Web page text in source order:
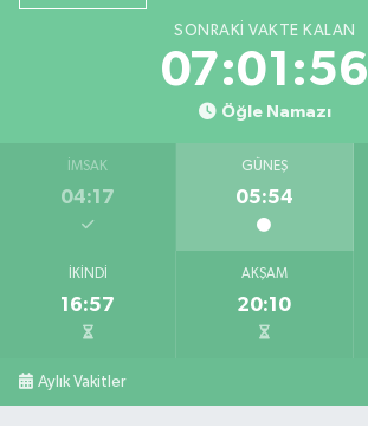
SONRAKI VAKTE KALAN
07:01:56
Öğle Namazı
İMSAK
04:17
GÜNEŞ
05:54
İKINDI
16:57
AKŞAM
20:10
Aylık Vakitler